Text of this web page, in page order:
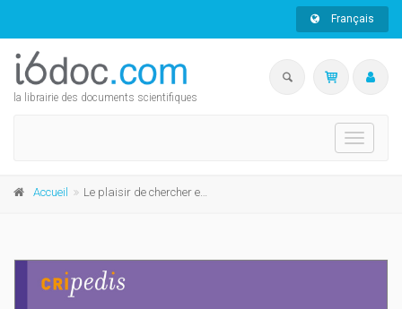
Français
la librairie des documents scientifiques
Toggle
Accueil Le plaisir de chercher en mathématiques